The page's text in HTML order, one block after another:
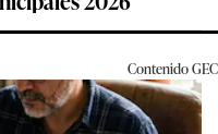
ContenidoGEC